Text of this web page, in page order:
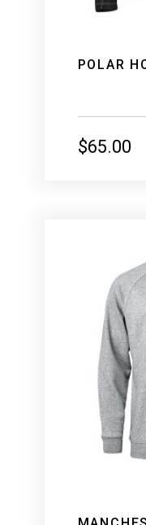
POLAR
$65.00